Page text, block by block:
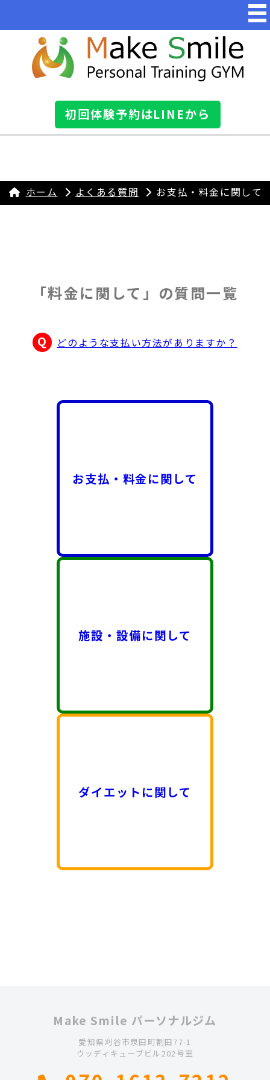
初回体験予約はLINEから
ホーム よくある質問 お支払・料金に関して
「料金に関して」の質問一覧
どのような支払い方法がありますか？
お支払・料金に関して
施設・設備に関して
ダイエットに関して
Make Smile パーソナルジム
愛知県刈谷市泉田町割田77-1
ウッディキューブビル202号室